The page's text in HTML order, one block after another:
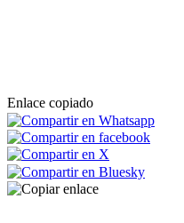
Enlace copiado